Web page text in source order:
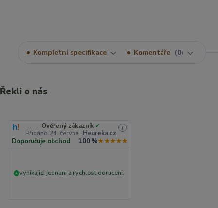
Kompletní specifikace Komentáře 0
Řekli o nás
Ověřený zákazník ✓
Přidáno 24. června · Heureka.cz
i
Doporučuje obchod 100 %★★★★★
+ vynikajici jednani a rychlost doruceni.